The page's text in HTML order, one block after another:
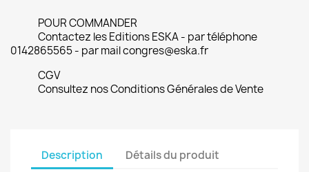
POUR COMMANDER
Contactez les Editions ESKA - par téléphone
0142865565 - par mail congres@eska.fr
CGV
Consultez nos Conditions Générales de Vente
Description Détails du produit